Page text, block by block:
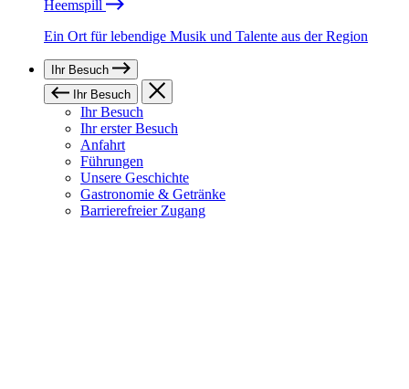
Heemspill
Ein Ort für lebendige Musik und Talente aus der Region
Ihr Besuch
Ihr Besuch
Ihr Besuch
Ihr erster Besuch
Anfahrt
Führungen
Unsere Geschichte
Gastronomie & Getränke
Barrierefreier Zugang